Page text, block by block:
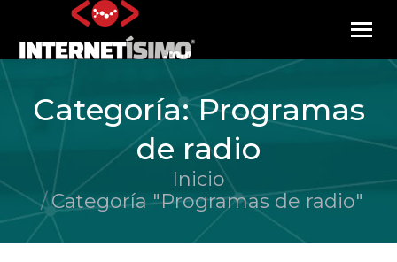
Categoría:Programas
de radio
Estás aquí:
Inicio
Categoría "Programas de radio"